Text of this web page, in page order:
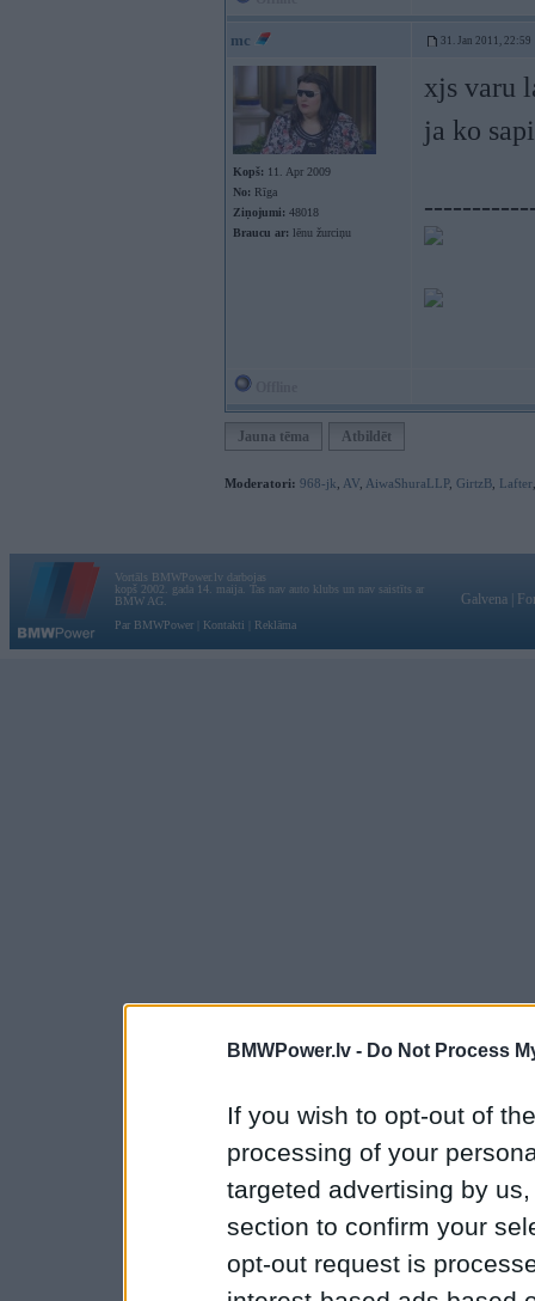
BMWPower.lv - Do Not Process
If you wish to opt-out of
processing of your
targeted advertising by
section to confirm your
opt-out request is
mc 31. Jan 2011, 22:59
Kopš: 11. Apr 2009
No: Rīga
Ziņojumi: 48018
Braucu ar: lēnu žurciņu
xjs varu
ja ko
Jauna tēma Atbildēt
Moderatori: 968-jk AV AiwaShuraLLP, GirtzB Lafter
Vortāls BMWPower.lv darbojas
kopš 2002. gada 14. maija. Tas nav auto klubs un nav saistīts ar
BMW AG.
Par BMWPower
Kontakti Reklāma
Galvena